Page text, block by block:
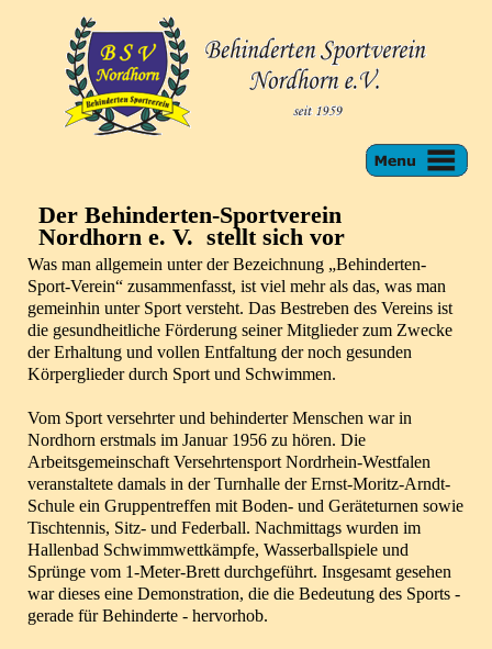
Der Behinderten-Sportverein
Nordhorn e. V. stellt sich vor
Was man allgemein unter der Bezeichnung „Behinderten-
Sport-Verein“ zusammenfasst, ist viel mehr als das, was man
gemeinhin unter Sport versteht. Das Bestreben des Vereins ist
die gesundheitliche Förderung seiner Mitglieder zum Zwecke
der Erhaltung und vollen Entfaltung der noch gesunden
Körperglieder durch Sport und Schwimmen.
Vom Sport versehrter und behinderter Menschen war in
Nordhorn erstmals im Januar 1956 zu hören. Die
Arbeitsgemeinschaft Versehrtensport Nordrhein-Westfalen
veranstaltete damals in der Turnhalle der Ernst-Moritz-Arndt-
Schule ein Gruppentreffen mit Boden- und Geräteturnen sowie
Tischtennis, Sitz- und Federball. Nachmittags wurden im
Hallenbad Schwimmwettkämpfe, Wasserballspiele und
Sprünge vom 1-Meter-Brett durchgeführt. Insgesamt gesehen
war dieses eine Demonstration, die die Bedeutung des Sports -
gerade für Behinderte - hervorhob.